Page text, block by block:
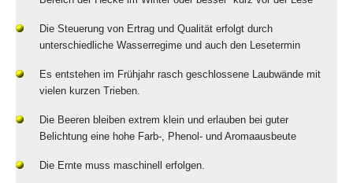
Die Steuerung von Ertrag und Qualität erfolgt durch
unterschiedliche Wasserregime und auch den Lesetermin
Es entstehen im Frühjahr rasch geschlossene Laubwände mit
vielen kurzen Trieben.
Die Beeren bleiben extrem klein und erlauben bei guter
Belichtung eine hohe Farb-, Phenol- und Aromaausbeute
Die Ernte muss maschinell erfolgen.